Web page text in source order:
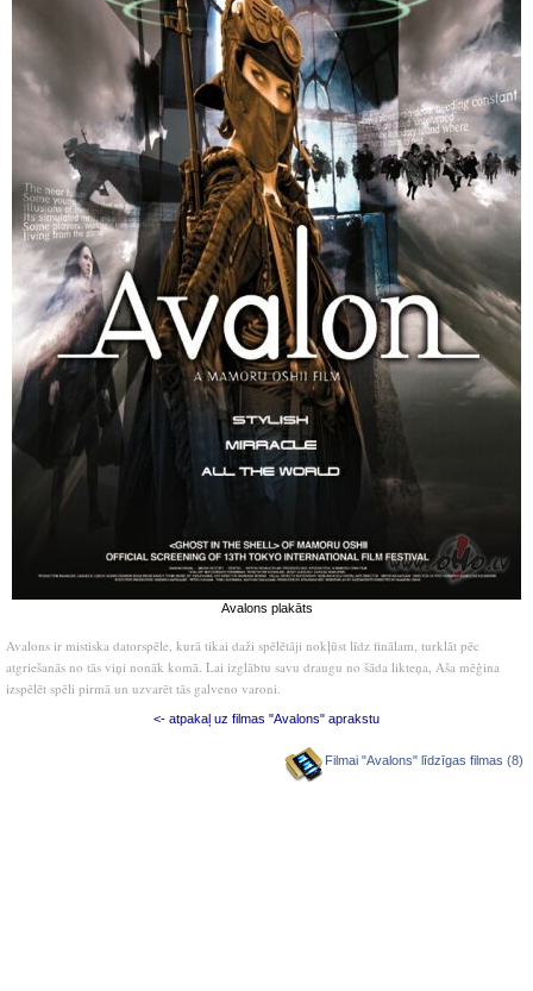
Avalons plakāts
Avalons ir mistiska datorspēle, kurā tikai daži spēlētāji nokļūst līdz finālam, turklāt pēc
atgriešanās no tās viņi nonāk komā. Lai izglābtu savu draugu no šāda likteņa, Aša mēģina
izspēlēt spēli pirmā un uzvarēt tās galveno varoni.
<- atpakaļ uz filmas "Avalons" aprakstu
Filmai "Avalons" līdzīgas filmas (8)